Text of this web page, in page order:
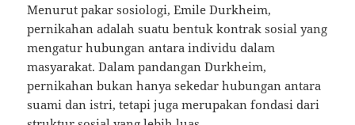
Menurut pakar sosiologi, Emile Durkheim,
pernikahan adalah suatu bentuk kontrak sosial yang
mengatur hubungan antara individu dalam
masyarakat. Dalam pandangan Durkheim,
pernikahan bukan hanya sekedar hubungan antara
suami dan istri, tetapi juga merupakan fondasi dari